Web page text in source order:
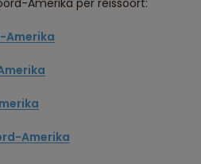
Amerika
Amerika